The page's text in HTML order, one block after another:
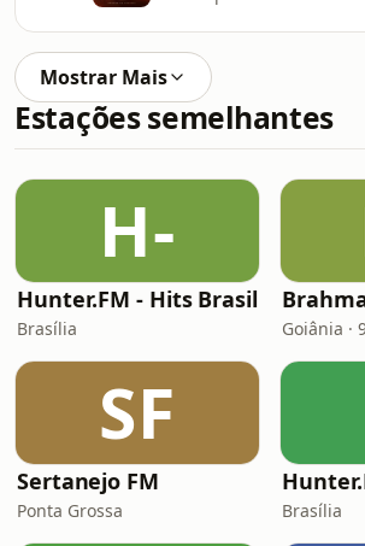
Mostrar Mais
Estações semelhantes
H-
Hunter.FM - Hits Brasil
Brasília Goiânia ·
SF
Sertanejo FM
Ponta Grossa Brasília